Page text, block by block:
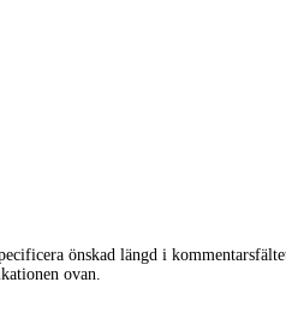
önskad längd i
ovan.